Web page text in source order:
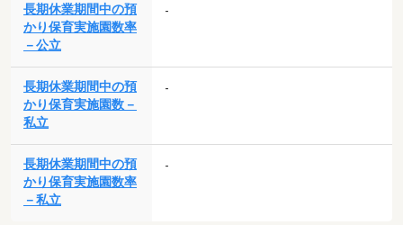
長期休業期間中の預
かり保育実施園数率
－公立
-
長期休業期間中の預
かり保育実施園数－
私立
-
長期休業期間中の預
かり保育実施園数率
－私立
-